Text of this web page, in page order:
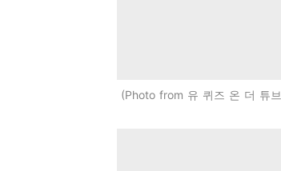
Photo from 유 퀴즈 온 더 튜브